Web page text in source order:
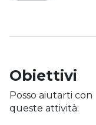
Obiettivi
Posso aiutarti con
queste attività: